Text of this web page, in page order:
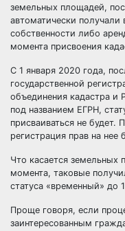
земельных площадей,
автоматически получали
собственности либо
момента присвоения
С 1 января 2020 года,
государственной
объединения кадастра и
под названием ЕГРН,
присваиваться не будет.
регистрация прав на нее
Что касается земельных
момента, таковые
статуса «временный» до
Проще говоря, если
заинтересованным